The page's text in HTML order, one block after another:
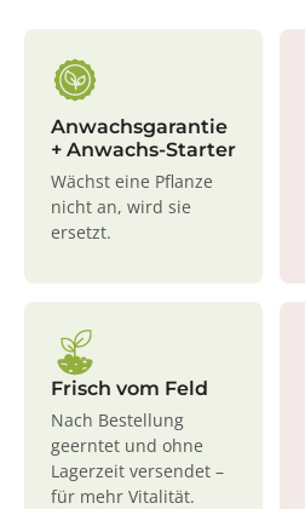
Anwachsgarantie
+ Anwachs-Starter
Wächst eine Pflanze
nicht an, wird sie
ersetzt.
Frisch vom Feld
Nach Bestellung
geerntet und ohne
Lagerzeit versendet –
für mehr Vitalität.